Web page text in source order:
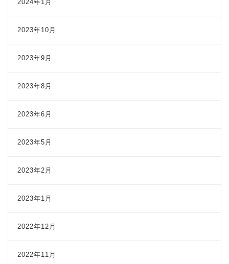
2024年1月
2023年10月
2023年9月
2023年8月
2023年6月
2023年5月
2023年2月
2023年1月
2022年12月
2022年11月